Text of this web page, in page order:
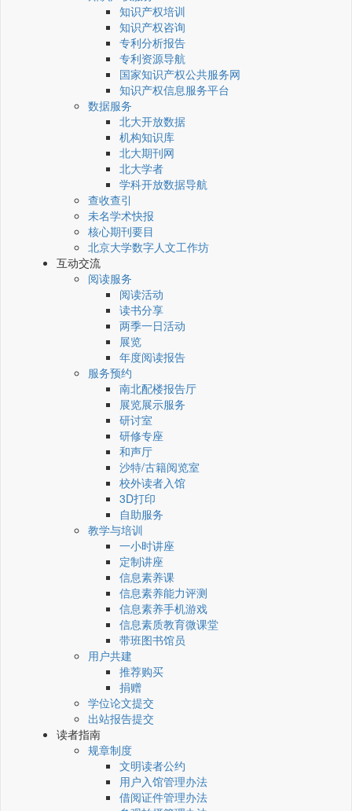
知识产权培训
知识产权咨询
专利分析报告
专利资源导航
国家知识产权公共服务网
知识产权信息服务平台
数据服务
北大开放数据
机构知识库
北大期刊网
北大学者
学科开放数据导航
查收查引
未名学术快报
核心期刊要目
北京大学数字人文工作坊
互动交流
阅读服务
阅读活动
读书分享
两季一日活动
展览
年度阅读报告
服务预约
南北配楼报告厅
展览展示服务
研讨室
研修专座
和声厅
沙特/古籍阅览室
校外读者入馆
3D打印
自助服务
教学与培训
一小时讲座
定制讲座
信息素养课
信息素养能力评测
信息素养手机游戏
信息素质教育微课堂
带班图书馆员
用户共建
推荐购买
捐赠
学位论文提交
出站报告提交
读者指南
规章制度
文明读者公约
用户入馆管理办法
借阅证件管理办法